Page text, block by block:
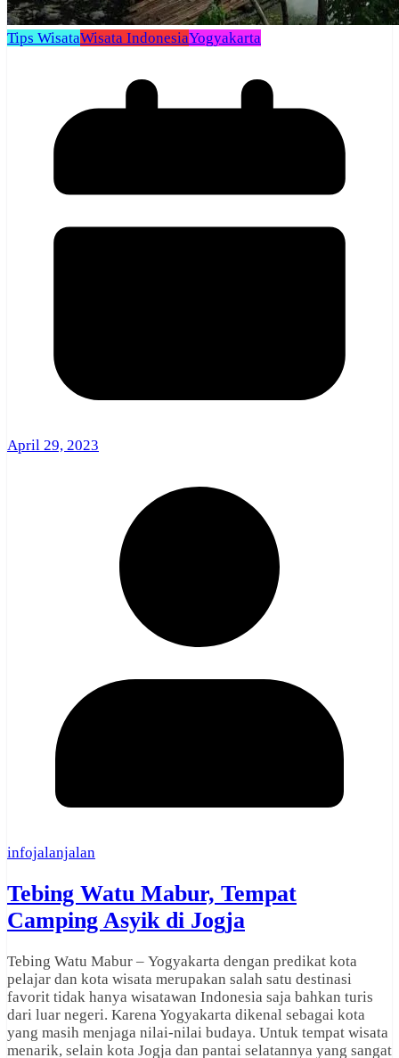
Tips WisataWisata IndonesiaYogyakarta
April 29, 2023
infojalanjalan
Tebing Watu Mabur, Tempat
Camping Asyik di Jogja
Tebing Watu Mabur – Yogyakarta dengan predikat kota
pelajar dan kota wisata merupakan salah satu destinasi
favorit tidak hanya wisatawan Indonesia saja bahkan turis
dari luar negeri. Karena Yogyakarta dikenal sebagai kota
yang masih menjaga nilai-nilai budaya. Untuk tempat wisata
menarik, selain kota Jogja dan pantai selatannya yang sangat